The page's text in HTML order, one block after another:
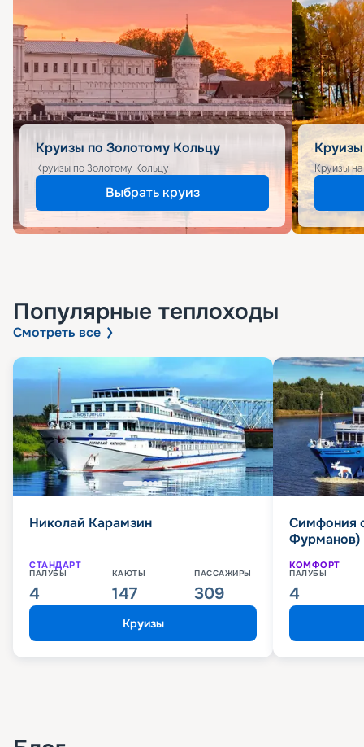
Круизы по Золотому Кольцу
Круизы по Золотому Кольцу
Выбрать круиз
Круизы
Популярные теплоходы
Смотреть все
Николай Карамзин
СТАНДАРТ
ПАЛУБЫ
4
КАЮТЫ
147
ПАССАЖИРЫ
309
Круизы
Симфония
Фурманов)
КОМФОРТ
ПАЛУБЫ
4